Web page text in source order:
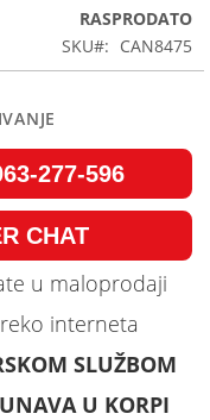
RASPRODATO
SKU
CAN8475
277-596
CHAT
u maloprodaji
interneta
SLUŽBOM
U KORPI